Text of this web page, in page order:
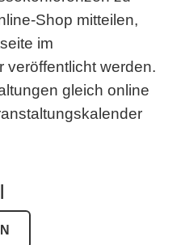
Shop mitteilen,
im
veröffentlicht werden.
gleich online
|